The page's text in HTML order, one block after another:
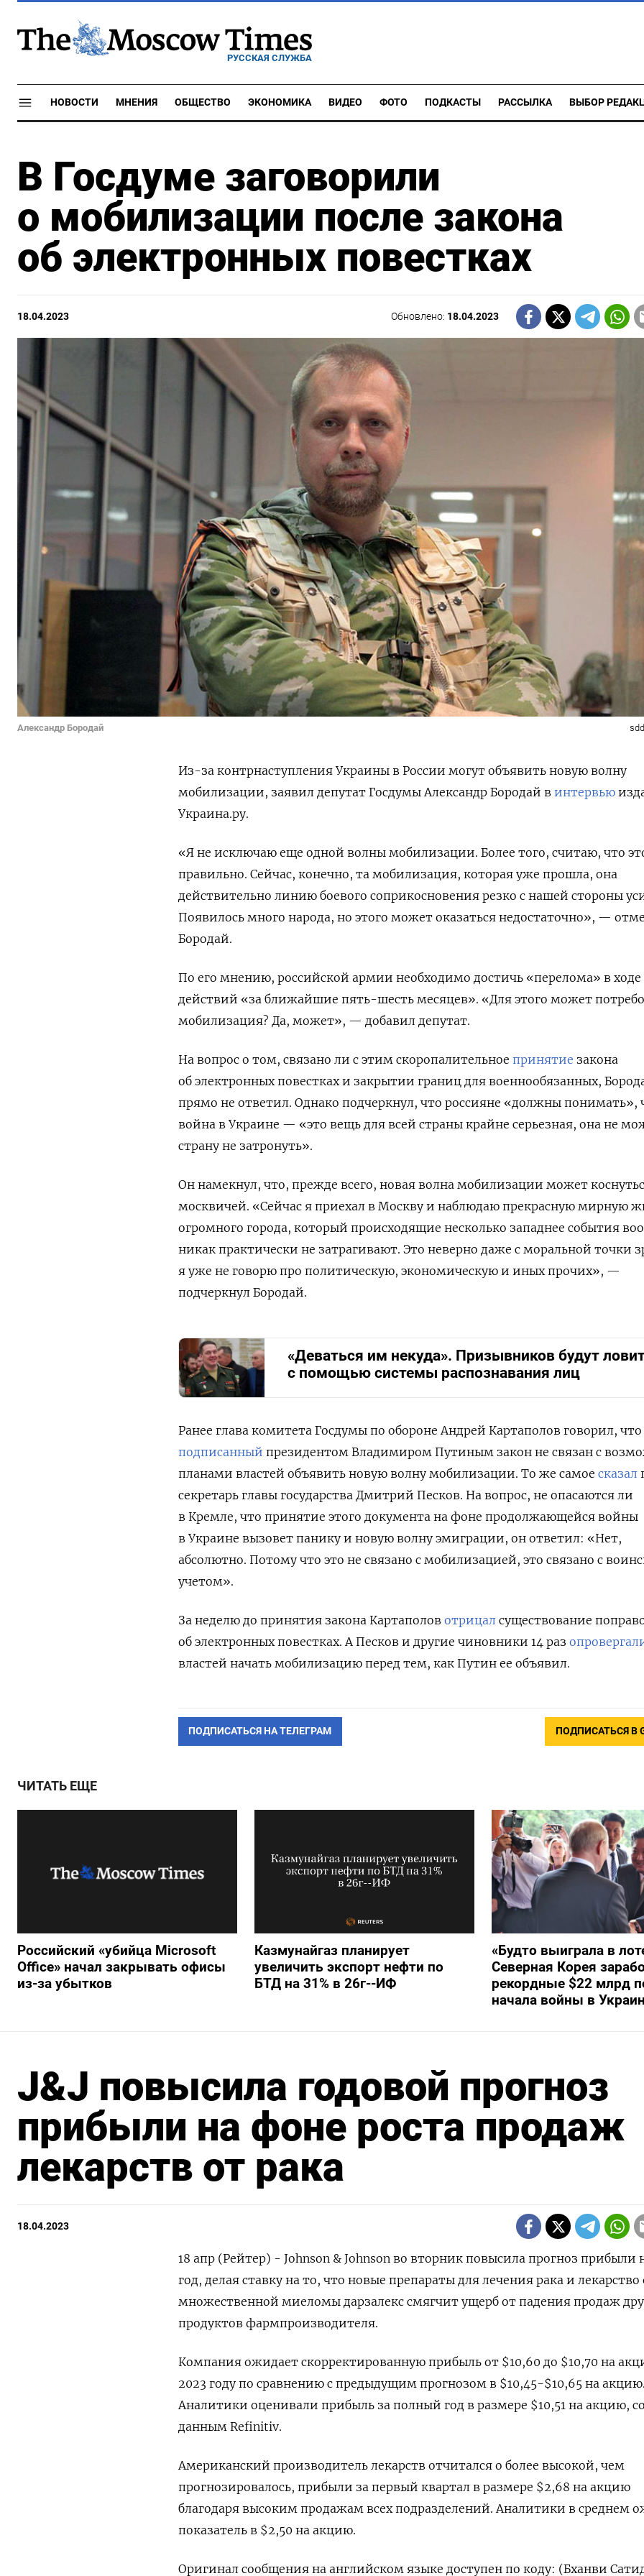
РУССКАЯ СЛУЖБА
НОВОСТИ МНЕНИЯ ОБЩЕСТВО ЭКОНОМИКА ВИДЕО ФОТО ПОДКАСТЫ РАССЫЛКА ВЫБОР
В Госдуме заговорили
о мобилизации после закона
об электронных повестках
18.04.2023 Обновлено: 18.04.2023
Александр Бородай
Из-за контрнаступления Украины в России могут объявить новую волну
мобилизации, заявил депутат Госдумы Александр Бородай в интервью
Украина.ру.
«Я не исключаю еще одной волны мобилизации. Более того, считаю, что
правильно. Сейчас, конечно, та мобилизация, которая уже прошла, она
действительно линию боевого соприкосновения резко с нашей стороны
Появилось много народа, но этого может оказаться недостаточно», —
Бородай.
По его мнению, российской армии необходимо достичь «перелома» в ходе
действий «за ближайшие пять-шесть месяцев». «Для этого может
мобилизация? Да, может», — добавил депутат.
На вопрос о том, связано ли с этим скоропалительное принятие закона
об электронных повестках и закрытии границ для военнообязанных,
прямо не ответил. Однако подчеркнул, что россияне «должны понимать»,
война в Украине — «это вещь для всей страны крайне серьезная, она не
страну не затронуть».
Он намекнул, что, прежде всего, новая волна мобилизации может
москвичей. «Сейчас я приехал в Москву и наблюдаю прекрасную мирную
огромного города, который происходящие несколько западнее события
никак практически не затрагивают. Это неверно даже с моральной точки
я уже не говорю про политическую, экономическую и иных прочих», —
подчеркнул Бородай.
«Деваться им некуда». Призывников будут
с помощью системы распознавания лиц
Ранее глава комитета Госдумы по обороне Андрей Картаполов говорил, что
подписанный президентом Владимиром Путиным закон не связан с
планами властей объявить новую волну мобилизации. То же самое сказал
секретарь главы государства Дмитрий Песков. На вопрос, не опасаются ли
в Кремле, что принятие этого документа на фоне продолжающейся войны
в Украине вызовет панику и новую волну эмиграции, он ответил: «Нет,
абсолютно. Потому что это не связано с мобилизацией, это связано с
учетом».
За неделю до принятия закона Картаполов отрицал существование
об электронных повестках. А Песков и другие чиновники 14 раз
властей начать мобилизацию перед тем, как Путин ее объявил.
ПОДПИСАТЬСЯ НА ТЕЛЕГРАМ ПОДПИСАТЬСЯ В
ЧИТАТЬ ЕЩЕ
Российский «убийца Microsoft
Office» начал закрывать офисы
из-за убытков
Казмунайгаз планирует
увеличить экспорт нефти по
БТД на 31% в 26г--ИФ
«Будто выиграла в
Северная Корея
рекордные $22 млрд
начала войны в
J&J повысила годовой прогноз
прибыли на фоне роста продаж
лекарств от рака
18.04.2023
18 апр (Рейтер) - Johnson & Johnson во вторник повысила прогноз прибыли
год, делая ставку на то, что новые препараты для лечения рака и лекарство
множественной миеломы дарзалекс смягчит ущерб от падения продаж
продуктов фармпроизводителя.
Компания ожидает скорректированную прибыль от $10,60 до $10,70 на
2023 году по сравнению с предыдущим прогнозом в $10,45-$10,65 на акцию.
Аналитики оценивали прибыль за полный год в размере $10,51 на акцию,
данным Refinitiv.
Американский производитель лекарств отчитался о более высокой, чем
прогнозировалось, прибыли за первый квартал в размере $2,68 на акцию
благодаря высоким продажам всех подразделений. Аналитики в среднем
показатель в $2,50 на акцию.
Оригинал сообщения на английском языке доступен по коду: (Бханви